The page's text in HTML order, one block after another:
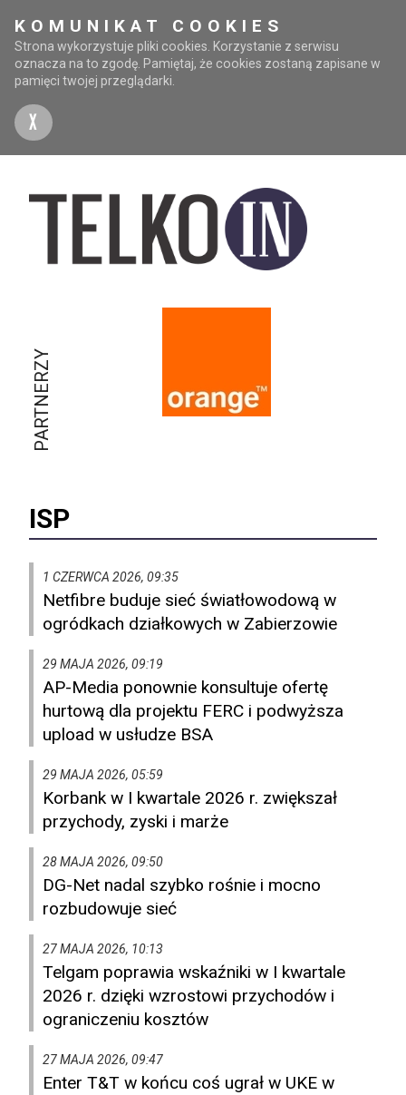
KOMUNIKAT COOKIES
Strona wykorzystuje pliki cookies. Korzystanie z serwisu
oznacza na to zgodę. Pamiętaj, że cookies zostaną zapisane w
pamięci twojej przeglądarki.
X
PARTNERZY
ISP
1 CZERWCA 2026, 09:35
Netfibre buduje sieć światłowodową w
ogródkach działkowych w Zabierzowie
29 MAJA 2026, 09:19
AP-Media ponownie konsultuje ofertę
hurtową dla projektu FERC i podwyższa
upload w usłudze BSA
29 MAJA 2026, 05:59
Korbank w I kwartale 2026 r. zwiększał
przychody, zyski i marże
28 MAJA 2026, 09:50
DG-Net nadal szybko rośnie i mocno
rozbudowuje sieć
27 MAJA 2026, 10:13
Telgam poprawia wskaźniki w I kwartale
2026 r. dzięki wzrostowi przychodów i
ograniczeniu kosztów
27 MAJA 2026, 09:47
Enter T&T w końcu coś ugrał w UKE w